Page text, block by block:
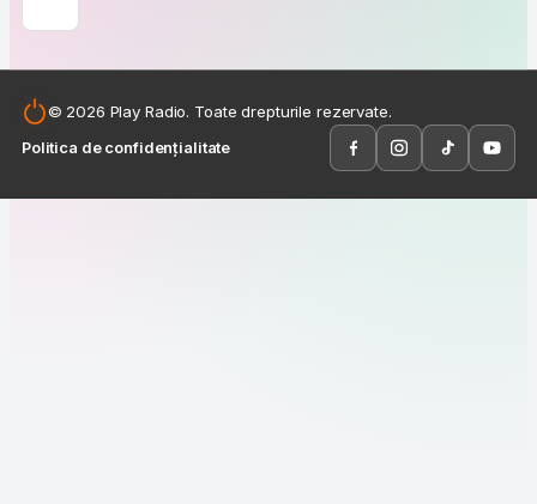
© 2026 Play Radio. Toate drepturile rezervate.
Politica de confidențialitate